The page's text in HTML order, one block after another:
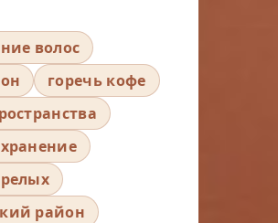
волос
горечь кофе
район